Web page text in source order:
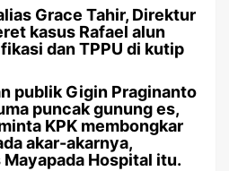
Grace Tahir, Direktur
kasus Rafael alun
dan TPPU di kutip
publik Gigin Praginanto
puncak gunung es,
KPK membongkar
akar-akarnya,
Hospital itu.